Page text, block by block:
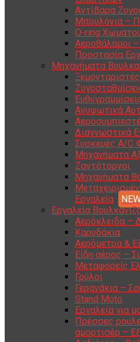
Αντίβαρα
Μπουλόνια –
O-ring
Αεροθάλαμοι
Προστασία
Μηχανήματα
Ανυψωτικά
Διαγνωστικά
Συσκευές A/C
Μηχανήματα
Ζαντότορνοι
Μηχανήματα
Εργαλεία
Εργαλεία
Αερόκλειδα –
Καρυδάκια
Αερόμετρα &
Είδη αέρος –
Μεταφορείς
Γρύλοι
Γερανάκια –
Stand Moto
Εργαλεία για
Πρέσσες
αμορτισέρ –